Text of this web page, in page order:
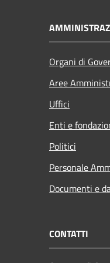
Organi di
Aree
Uffici
Enti e
Politici
Personale
Documenti e
CONTATTI